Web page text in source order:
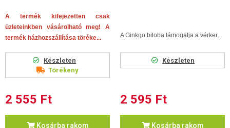
A termék kifejezetten csak
üzleteinkben vásárolható meg! A
termék házhozszállítása töréke...
Készleten
Törékeny
2 555 Ft
Kosárba rakom
A Ginkgo biloba támogatja a vérker...
Készleten
2 595 Ft
Kosárba rakom